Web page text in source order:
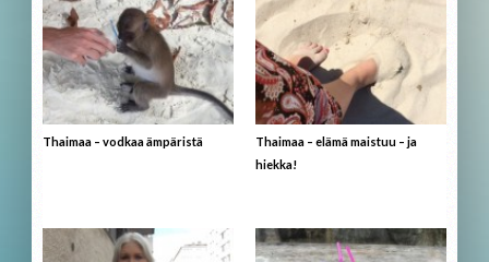
Thaimaa – vodkaa ämpäristä
Thaimaa – elämä maistuu – ja
hiekka!